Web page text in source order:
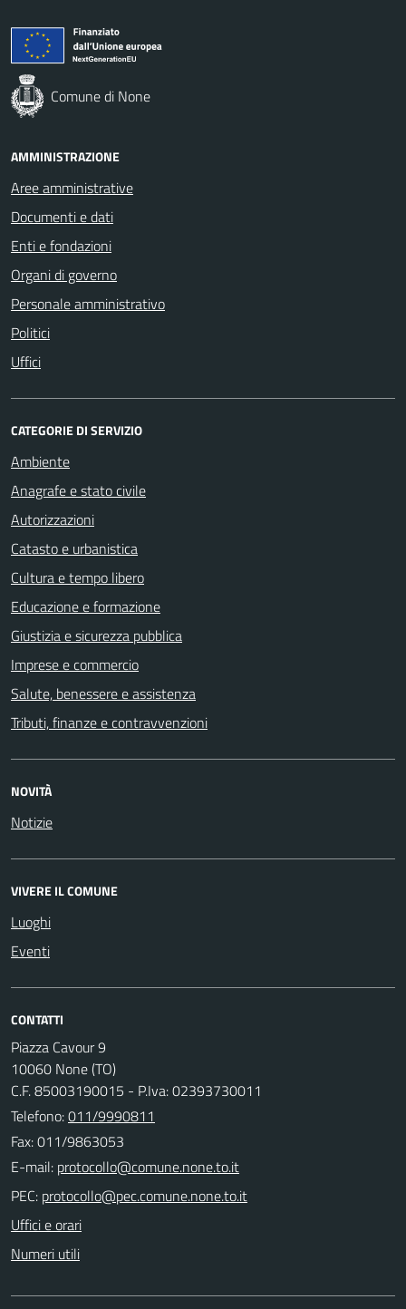
Comune di None
AMMINISTRAZIONE
Aree amministrative
Documenti e dati
Enti e fondazioni
Organi di governo
Personale amministrativo
Politici
Uffici
CATEGORIE DI SERVIZIO
Ambiente
Anagrafe e stato civile
Autorizzazioni
Catasto e urbanistica
Cultura e tempo libero
Educazione e formazione
Giustizia e sicurezza pubblica
Imprese e commercio
Salute, benessere e assistenza
Tributi, finanze e contravvenzioni
NOVITÀ
Notizie
VIVERE IL COMUNE
Luoghi
Eventi
CONTATTI
Piazza Cavour 9
10060 None (TO)
C.F. 85003190015 - P.Iva: 02393730011
Telefono:011/9990811
Fax: 011/9863053
E-mail:
PEC:
Uffici e orari
Numeri utili